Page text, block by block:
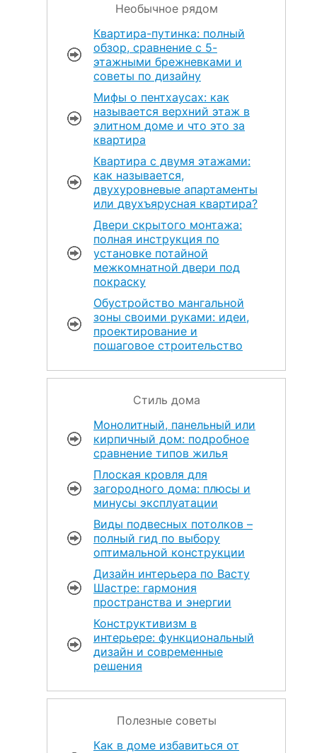
Необычное рядом
Квартира-путинка: полный
обзор, сравнение с 5-
этажными брежневками и
советы по дизайну
Мифы о пентхаусах: как
называется верхний этаж в
элитном доме и что это за
квартира
Квартира с двумя этажами:
как называется,
двухуровневые апартаменты
или двухъярусная квартира?
Двери скрытого монтажа:
полная инструкция по
установке потайной
межкомнатной двери под
покраску
Обустройство мангальной
зоны своими руками: идеи,
проектирование и
пошаговое строительство
Стиль дома
Монолитный, панельный или
кирпичный дом: подробное
сравнение типов жилья
Плоская кровля для
загородного дома: плюсы и
минусы эксплуатации
Виды подвесных потолков –
полный гид по выбору
оптимальной конструкции
Дизайн интерьера по Васту
Шастре: гармония
пространства и энергии
Конструктивизм в
интерьере: функциональный
дизайн и современные
решения
Полезные советы
Как в доме избавиться от